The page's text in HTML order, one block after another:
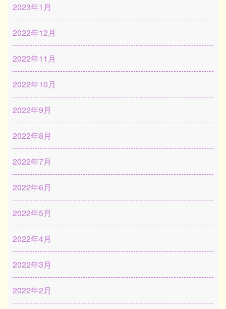
2023年1月
2022年12月
2022年11月
2022年10月
2022年9月
2022年8月
2022年7月
2022年6月
2022年5月
2022年4月
2022年3月
2022年2月